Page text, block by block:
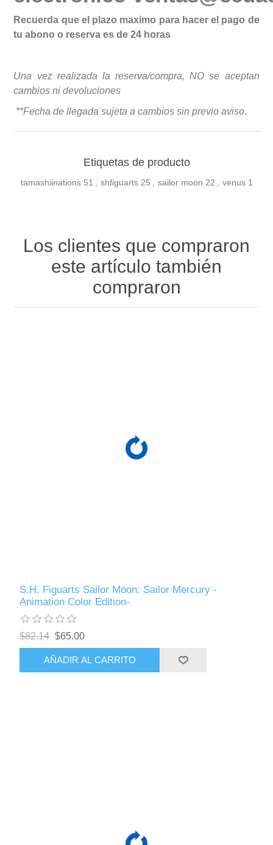
Recuerda que el plazo maximo para hacer el pago de
tu abono o reserva es de 24 horas
Una vez realizada la reserva/compra, NO se aceptan
cambios ni devoluciones
**Fecha de llegada sujeta a cambios sin previo aviso.
Etiquetas de producto
tamashiinations 51 shfiguarts 25 sailor moon 22 venus 1
Los clientes que compraron
este artículo también
compraron
S.H. Figuarts Sailor Moon: Sailor Mercury -
Animation Color Edition-
$82.14 $65.00
AÑADIR AL CARRITO